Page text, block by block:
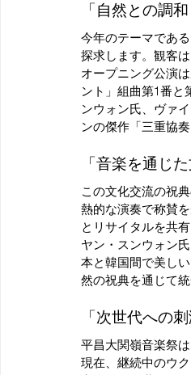
「自然との調
今年のテーマであ
探求します。観客
オープニング公演
ント」組曲第1番と
ンウォン氏、ヴァ
ンの傑作「三重協
「音楽を通じ
この文化交流の祝
熱的な演奏で称賛
とリサイタルを共
ヤン・スンウォン
本と韓国間で美し
然の祝典を通じて
「次世代への刺
平昌大関嶺音楽祭
現在、継続中のウ